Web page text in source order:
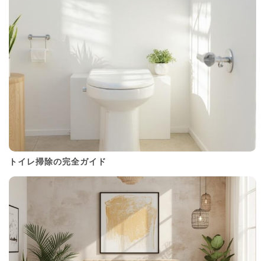
トイレ掃除の完全ガイド